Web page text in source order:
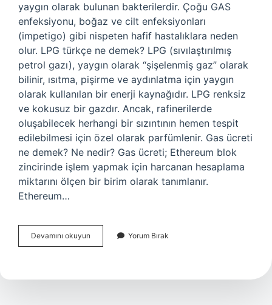
yaygın olarak bulunan bakterilerdir. Çoğu GAS
enfeksiyonu, boğaz ve cilt enfeksiyonları
(impetigo) gibi nispeten hafif hastalıklara neden
olur. LPG türkçe ne demek? LPG (sıvılaştırılmış
petrol gazı), yaygın olarak “şişelenmiş gaz” olarak
bilinir, ısıtma, pişirme ve aydınlatma için yaygın
olarak kullanılan bir enerji kaynağıdır. LPG renksiz
ve kokusuz bir gazdır. Ancak, rafinerilerde
oluşabilecek herhangi bir sızıntının hemen tespit
edilebilmesi için özel olarak parfümlenir. Gas ücreti
ne demek? Ne nedir? Gas ücreti; Ethereum blok
zincirinde işlem yapmak için harcanan hesaplama
miktarını ölçen bir birim olarak tanımlanır.
Ethereum…
Devamını okuyun
Ne
Yorum Bırak